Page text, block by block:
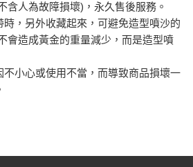
含人為故障損壞)，永久售後服務。
時，另外收藏起來，可避免造型噴沙的
會造成黃金的重量減少，而是造型噴
不小心或使用不當，而導致商品損壞一